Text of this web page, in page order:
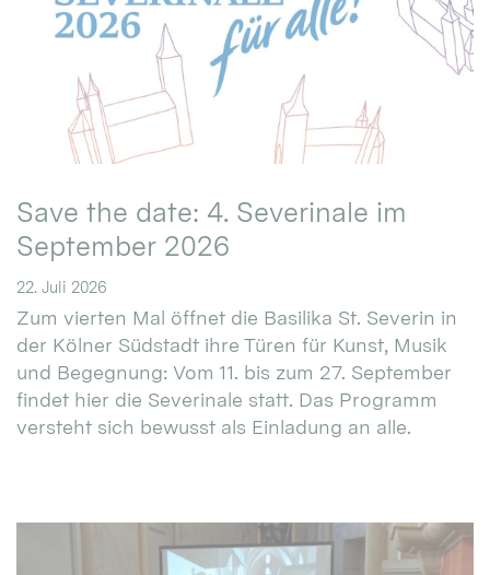
Save the date: 4. Severinale im
September 2026
22. Juli 2026
Zum vierten Mal öffnet die Basilika St. Severin in
der Kölner Südstadt ihre Türen für Kunst, Musik
und Begegnung: Vom 11. bis zum 27. September
findet hier die Severinale statt. Das Programm
versteht sich bewusst als Einladung an alle.